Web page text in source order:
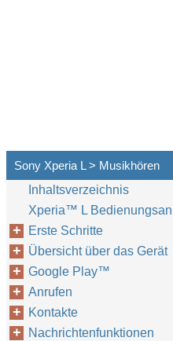
Sony Xperia L > Musikhören
Inhaltsverzeichnis
Xperia™‎ L
Erste Schritte
Übersicht über das Gerät
Google Play™‎
Anrufen
Kontakte
Nachrichtenfunktionen